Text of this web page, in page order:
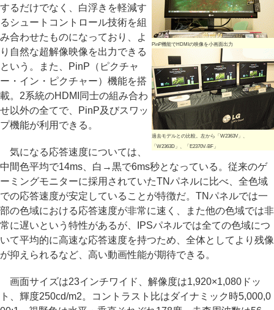
PinP機能でHDMIの映像を小画面出力
過去モデルとの比較。左から「W2363V」、
「W2363D」、「E2370V-BF」
するだけでなく、白浮きを軽減す
るシュートコントロール技術を組
み合わせたものになっており、よ
り自然な超解像映像を出力できる
という。また、PinP（ピクチャ
ー・イン・ピクチャー）機能を搭
載。2系統のHDMI同士の組み合わ
せ以外の全てで、PinP及びスワッ
プ機能が利用できる。
気になる応答速度については、
中間色平均で14ms、白→黒で6ms秒となっている。従来のゲ
ーミングモニターに採用されていたTNパネルに比べ、全色域
での応答速度が安定していることが特徴だ。TNパネルでは一
部の色域における応答速度が非常に速く、また他の色域では非
常に遅いという特性があるが、IPSパネルでは全ての色域につ
いて平均的に高速な応答速度を持つため、全体としてより残像
が抑えられるなど、高い動画性能が期待できる。
画面サイズは23インチワイド、解像度は1,920×1,080ドッ
ト、輝度250cd/m2。コントラスト比はダイナミック時5,000,0